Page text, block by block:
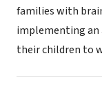
families with
implementing
their children to